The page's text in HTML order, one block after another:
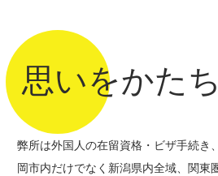
思いをかた
弊所は外国⼈の在留資格・ビザ手続き
岡市内だけでなく新潟県内全域、関東